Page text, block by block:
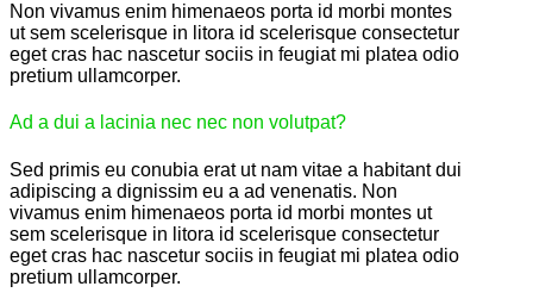
Non vivamus enim himenaeos porta id morbi montes
ut sem scelerisque in litora id scelerisque consectetur
eget cras hac nascetur sociis in feugiat mi platea odio
pretium ullamcorper.
Ad a dui a lacinia nec nec non volutpat?
Sed primis eu conubia erat ut nam vitae a habitant dui
adipiscing a dignissim eu a ad venenatis. Non
vivamus enim himenaeos porta id morbi montes ut
sem scelerisque in litora id scelerisque consectetur
eget cras hac nascetur sociis in feugiat mi platea odio
pretium ullamcorper.